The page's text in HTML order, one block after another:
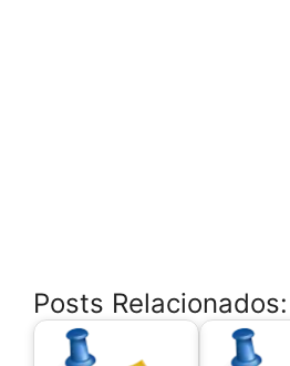
Posts Relacionados: